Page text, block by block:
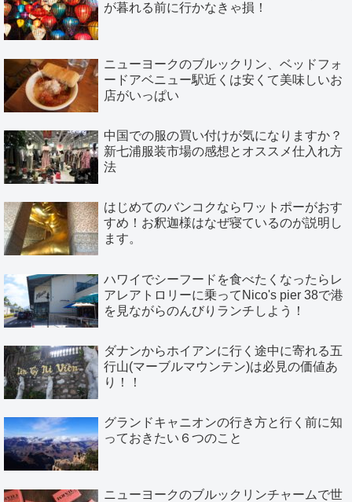
が暮れる前に行かなきゃ損！
ニューヨークのブルックリン、ベッドフォ
ードアベニュー駅近くは安くて美味しいお
店がいっぱい
中国での服の買い付けが気になりますか？
新七浦服装市場の感想とオススメ仕入れ方
法
はじめてのバンコクならワットポーがおす
すめ！お釈迦様はなぜ寝ているのが説明し
ます。
ハワイでシーフードを食べたくなったらレ
アレアトロリーに乗ってNico's pier 38で港
を見ながらのんびりランチしよう！
ダナンからホイアンに行く途中に寄れる五
行山(マーブルマウンテン)は必見の価値あ
り！！
グランドキャニオンの行き方と行く前に知
っておきたい６つのこと
ニューヨークのブルックリンチャームで世